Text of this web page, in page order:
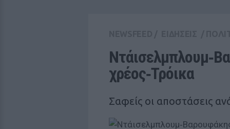
χρέος‑Τρόικα
Σαφείς οι αποστάσεις